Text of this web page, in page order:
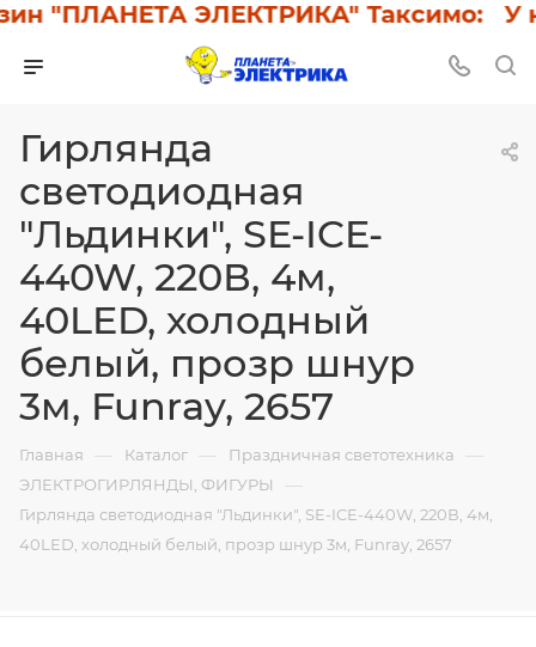
"ПЛАНЕТА ЭЛЕКТРИКА" Таксимо: У
Гирлянда
светодиодная
"Льдинки", SE-ICE-
440W, 220В, 4м,
40LED, холодный
белый, прозр шнур
3м, Funray, 2657
Главная — Каталог — Праздничная светотехника —
ЭЛЕКТРОГИРЛЯНДЫ, ФИГУРЫ —
Гирлянда светодиодная "Льдинки", SE-ICE-440W, 220В, 4м,
40LED, холодный белый, прозр шнур 3м, Funray, 2657